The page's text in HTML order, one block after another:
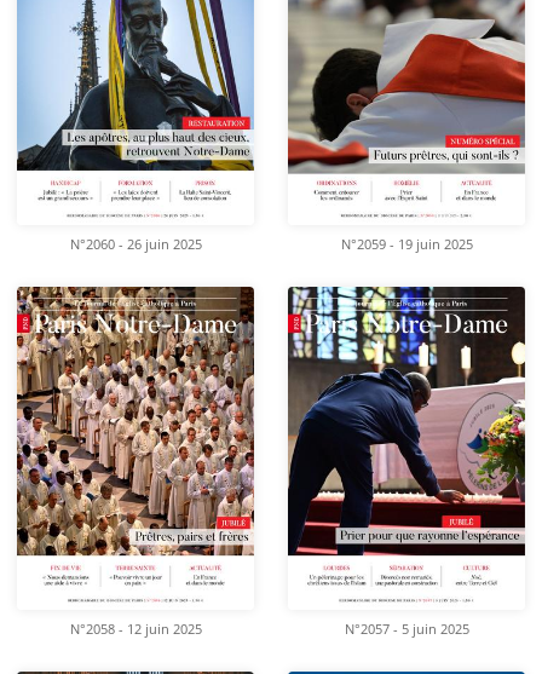
N°2060 - 26 juin 2025 N°2059 - 19 juin 2025
N°2058 - 12 juin 2025 N°2057 - 5 juin 2025